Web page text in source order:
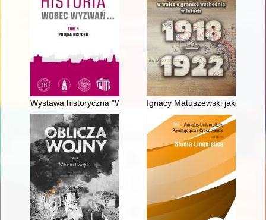
Wystawa historyczna "Wrocław 1945-2016" : koreferat
Ignacy Matuszewski jako szef